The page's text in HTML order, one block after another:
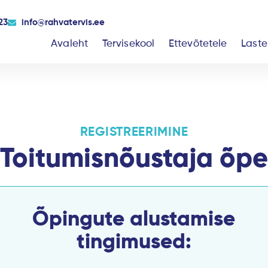
info@rahvatervis.ee
Avaleht Tervisekool Ettevõtetele
REGISTREERIMINE
Toitumisnõustaja õpe
Õpingute alustamise
tingimused: